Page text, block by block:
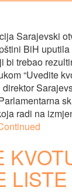
Sarajevski
BiH
bi trebao
“Uvedite
radi na